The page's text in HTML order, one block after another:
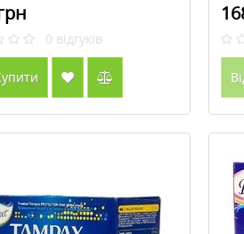
0 відгуків